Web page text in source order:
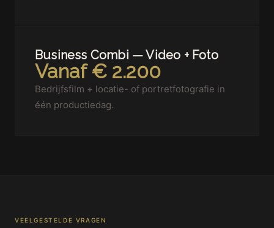
Business Combi — Video + Foto
Vanaf € 2.200
Bedrijfsfilm + locatie- of portretfotografie in
één productiedag.
VEELGESTELDE VRAGEN